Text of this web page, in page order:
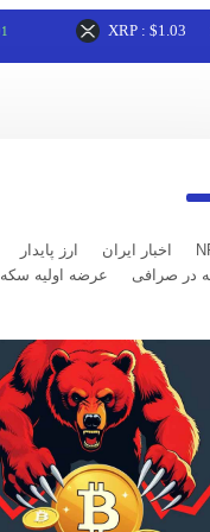
XRP : $1.03 1.52
اخبار ایران ارز پایدار
در صرافی
عرضه اولیه سکه